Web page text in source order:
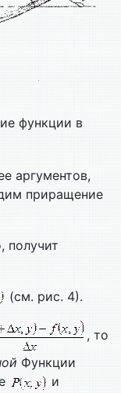
функции в
аргументов,
приращение
получит
(см. рис. 4).
, то
Функции
и